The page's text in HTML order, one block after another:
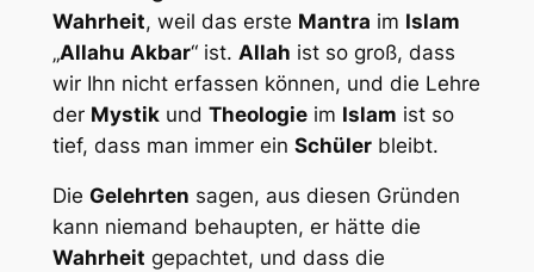
Wahrheit, weil das erste Mantra im Islam
„Allahu Akbar“ ist. Allah ist so groß, dass
wir Ihn nicht erfassen können, und die Lehre
der Mystikund Theologieim Islam ist so
tief, dass man immer ein Schülerbleibt.
Die Gelehrten sagen, aus diesen Gründen
kann niemand behaupten, er hätte die
Wahrheit gepachtet, und dass die